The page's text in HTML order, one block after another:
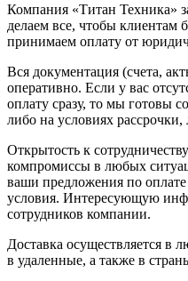
Компания «Титан Техника»
делаем все, чтобы клиентам
принимаем оплату от
Вся документация (счета,
оперативно. Если у вас
оплату сразу, то мы готовы
либо на условиях
Открытость к
компромиссы в любых
ваши предложения по
условия. Интересующую
сотрудников компании.
Доставка осуществляется в
в удаленные, а также в